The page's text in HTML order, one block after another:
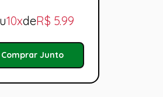
10xdeR$ 5.99
Comprar Junto